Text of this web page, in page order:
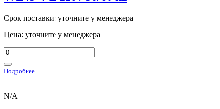
Срок поставки: уточните у менеджера
Цена: уточните у менеджера
Подробнее
N/A